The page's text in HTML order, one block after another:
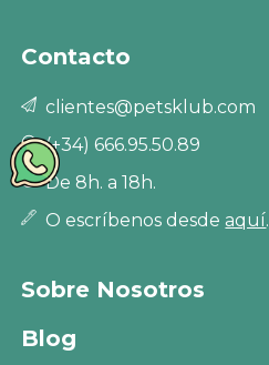
Contacto
clientes@petsklub.com
(+34) 666.95.50.89
De 8h. a 18h.
O escríbenos desdeaquí.
Sobre Nosotros
Blog